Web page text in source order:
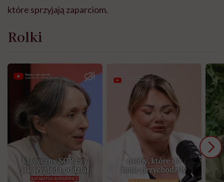
które sprzyjają zaparciom.
Rolki